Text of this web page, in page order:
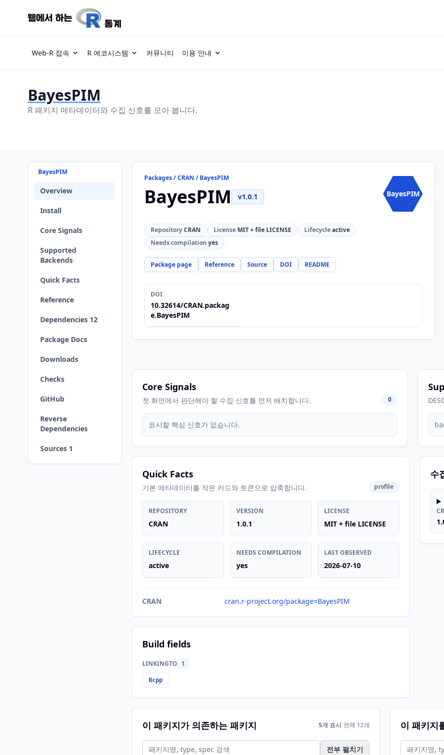
Web-R 접속 R 에코시스템 커뮤니티 이용 안내
BayesPIM
R 패키지 메타데이터와 수집 신호를 모아 봅니다.
BayesPIM
Overview
Install
Core Signals
Supported
Backends
Quick Facts
Reference
Dependencies 12
Package Docs
Downloads
Checks
GitHub
Reverse
Dependencies
Sources 1
Packages / CRAN / BayesPIM
BayesPIM v1.0.1 BayesPIM
RepositoryCRAN License MIT + file LICENSE Lifecycleactive
Needs compilation yes
Package page Reference Source DOI README
DOI
10.32614/CRAN.packag
e.BayesPIM
Core Signals
첫 화면에서 판단해야 할 수집 신호를 먼저 배치합니다. 0
표시할 핵심 신호가 없습니다.
Quick Facts
기본 메타데이터를 작은 카드와 토큰으로 압축합니다. profile
REPOSITORY
CRAN
VERSION
1.0.1
LICENSE
MIT + file LICENSE
LIFECYCLE
active
NEEDS COMPILATION
yes
LAST OBSERVED
2026-07-10
CRAN cran.r-project.org/package=BayesPIM
Build fields
LINKINGTO 1
Rcpp
수
이 패키지가 의존하는 패키지 5개 표시 전체 12개
전부 펼치기
이 패키지